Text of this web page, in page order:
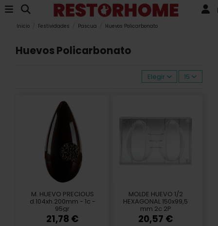
Inicio Festividades Pascua Huevos Policarbonato
Huevos Policarbonato
Elegir 15
M. HUEVO PRECIOUS
d.104xh.200mm - 1c -
95gr
21,78 €
MOLDE HUEVO 1/2
HEXAGONAL 150x99,5
mm 2c 2P
20,57 €